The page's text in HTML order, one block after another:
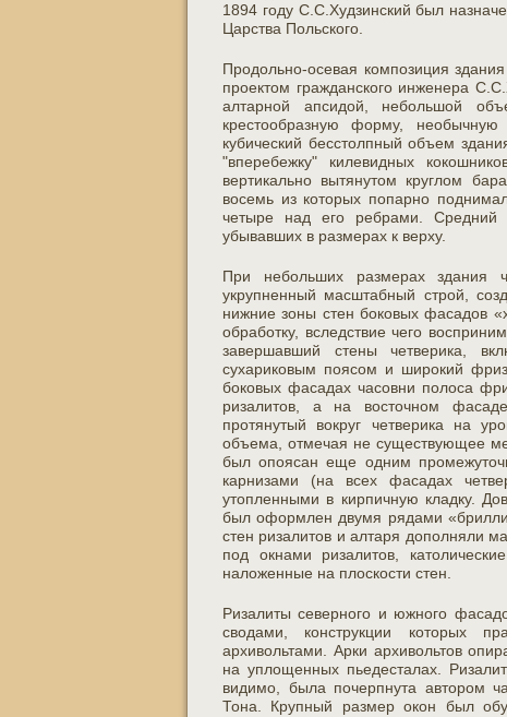
1894 году С.С.Худзинский был
Царства Польского.
Продольно-осевая композиция
проектом гражданского инженера
алтарной апсидой, небольшой
крестообразную форму,
кубический бесстолпный объем
"вперебежку" килевидных
вертикально вытянутом круглом
восемь из которых попарно
четыре над его ребрами. Средний
убывавших в размерах к верху.
При небольших размерах здания
укрупненный масштабный строй,
нижние зоны стен боковых фасадов
обработку, вследствие чего
завершавший стены четверика,
сухариковым поясом и широкий
боковых фасадах часовни полоса
ризалитов, а на восточном
протянутый вокруг четверика на
объема, отмечая не существующее
был опоясан еще одним
карнизами (на всех фасадах
утопленными в кирпичную кладку.
был оформлен двумя рядами
стен ризалитов и алтаря дополняли
под окнами ризалитов,
наложенные на плоскости стен.
Ризалиты северного и южного
сводами, конструкции которых
архивольтами. Арки архивольтов
на уплощенных пьедесталах.
видимо, была почерпнута автором
Тона. Крупный размер окон был